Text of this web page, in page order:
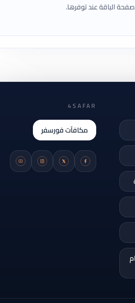
الباقة عند توفرها.
4SAFAR
مكافآت فورسفر